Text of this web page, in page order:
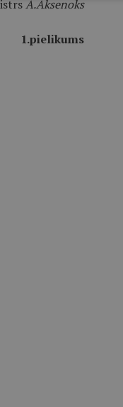
A.Aksenoks
1.pielikums